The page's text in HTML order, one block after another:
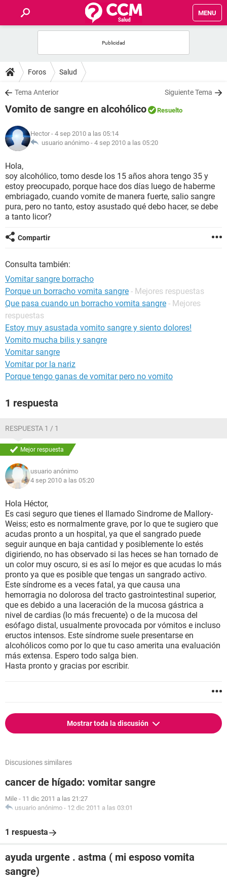
MENU
FOROS
SALUD
NUTRICIÓN
BIENESTAR
SEXUALIDAD
GLOSARIO
Foros Salud
Tema Anterior Siguiente Tema
Vomito de sangre en alcohólico Resuelto
Hector - 4 sep 2010 a las 05:14
usuario anónimo - 4 sep 2010 a las 05:20
Hola,
soy alcohólico, tomo desde los 15 años ahora tengo 35 y
estoy preocupado, porque hace dos días luego de haberme
embriagado, cuando vomite de manera fuerte, salio sangre
pura, pero no tanto, estoy asustado qué debo hacer, se debe
a tanto licor?
Compartir
Consulta también:
Vomitar sangre borracho
Porque un borracho vomita sangre - Mejores respuestas
Que pasa cuando un borracho vomita sangre - Mejores
respuestas
Estoy muy asustada vomito sangre y siento dolores!
Vomito mucha bilis y sangre
Vomitar sangre
Vomitar por la nariz
Porque tengo ganas de vomitar pero no vomito
1 respuesta
RESPUESTA 1 / 1
Mejor respuesta
usuario anónimo
4 sep 2010 a las 05:20
Hola Héctor,
Es casi seguro que tienes el llamado Sindrome de Mallory-
Weiss; esto es normalmente grave, por lo que te sugiero que
acudas pronto a un hospital, ya que el sangrado puede
seguir aunque en baja cantidad y posiblemente lo estés
digiriendo, no has observado si las heces se han tornado de
un color muy oscuro, si es así lo mejor es que acudas lo más
pronto ya que es posible que tengas un sangrado activo.
Este síndrome es a veces fatal, ya que causa una
hemorragia no dolorosa del tracto gastrointestinal superior,
que es debido a una laceración de la mucosa gástrica a
nivel de cardias (lo más frecuente) o de la mucosa del
esófago distal, usualmente provocada por vómitos e incluso
eructos intensos. Este síndrome suele presentarse en
alcohólicos como por lo que tu caso amerita una evaluación
más extensa. Espero todo salga bien.
Hasta pronto y gracias por escribir.
Mostrar toda la discusión
Discusiones similares
cancer de hígado: vomitar sangre
Mile - 11 dic 2011 a las 21:27
usuario anónimo - 12 dic 2011 a las 03:01
1 respuesta
ayuda urgente . astma ( mi esposo vomita
sangre)